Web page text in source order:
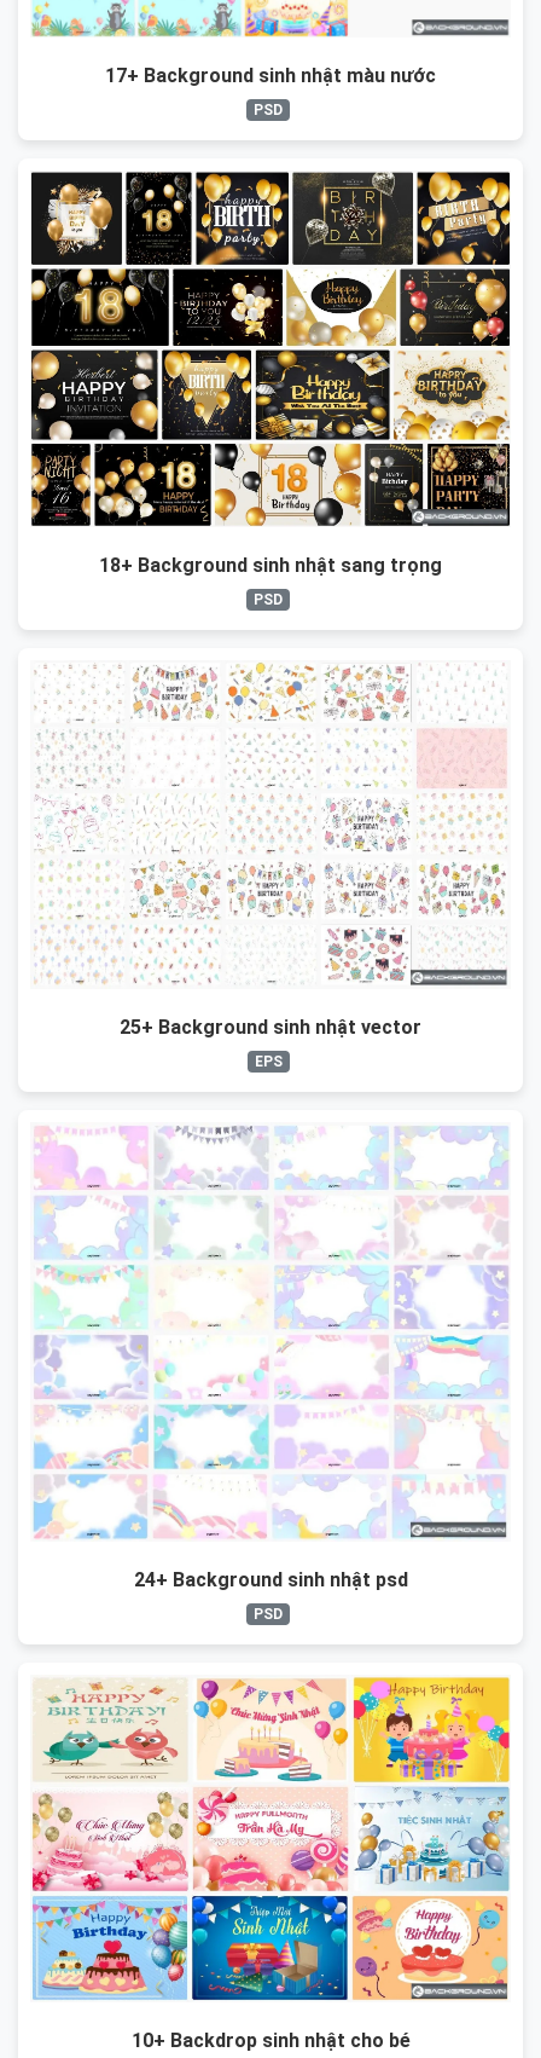
17+ Background sinh nhật màu nước
PSD
18+ Background sinh nhật sang trọng
PSD
25+ Background sinh nhật vector
EPS
24+ Background sinh nhật psd
PSD
10+ Backdrop sinh nhật cho bé